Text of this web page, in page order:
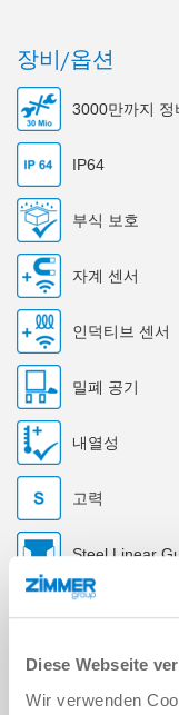
Diese Webseite
Wir verwenden
장비/옵션
3000만까지 정
IP64
부식 보호
자계 센서
인덕티브 센서
밀폐 공기
내열성
고력
Steel Linear